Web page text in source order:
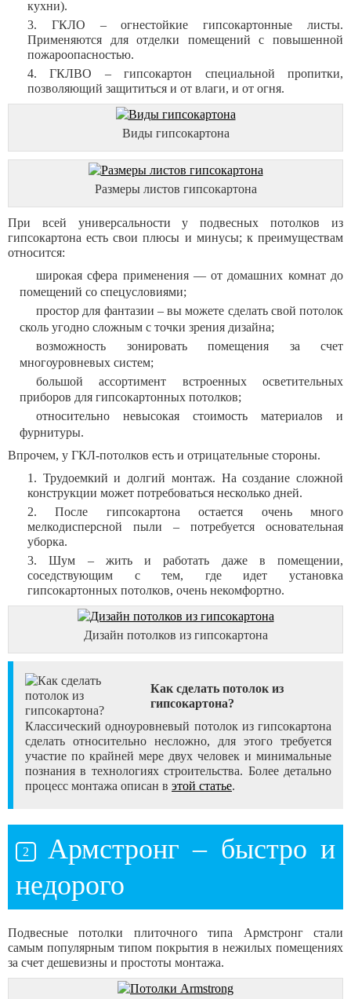
кухни).
ГКЛО – огнестойкие гипсокартонные листы.
Применяются для отделки помещений с повышенной
пожароопасностью.
ГКЛВО – гипсокартон специальной пропитки,
позволяющий защититься и от влаги, и от огня.
Виды гипсокартона
Размеры листов гипсокартона
При всей универсальности у подвесных потолков из
гипсокартона есть свои плюсы и минусы; к преимуществам
относится:
широкая сфера применения — от домашних комнат до
помещений со спецусловиями;
простор для фантазии – вы можете сделать свой потолок
сколь угодно сложным с точки зрения дизайна;
возможность зонировать помещения за счет
многоуровневых систем;
большой ассортимент встроенных осветительных
приборов для гипсокартонных потолков;
относительно невысокая стоимость материалов и
фурнитуры.
Впрочем, у ГКЛ-потолков есть и отрицательные стороны.
Трудоемкий и долгий монтаж. На создание сложной
конструкции может потребоваться несколько дней.
После гипсокартона остается очень много
мелкодисперсной пыли – потребуется основательная
уборка.
Шум – жить и работать даже в помещении,
соседствующим с тем, где идет установка
гипсокартонных потолков, очень некомфортно.
Дизайн потолков из гипсокартона
Как сделать потолок из
гипсокартона?
Классический одноуровневый потолок из гипсокартона
сделать относительно несложно, для этого требуется
участие по крайней мере двух человек и минимальные
познания в технологиях строительства. Более детально
процесс монтажа описан в этой статье.
Армстронг – быстро и
недорого
Подвесные потолки плиточного типа Армстронг стали
самым популярным типом покрытия в нежилых помещениях
за счет дешевизны и простоты монтажа.